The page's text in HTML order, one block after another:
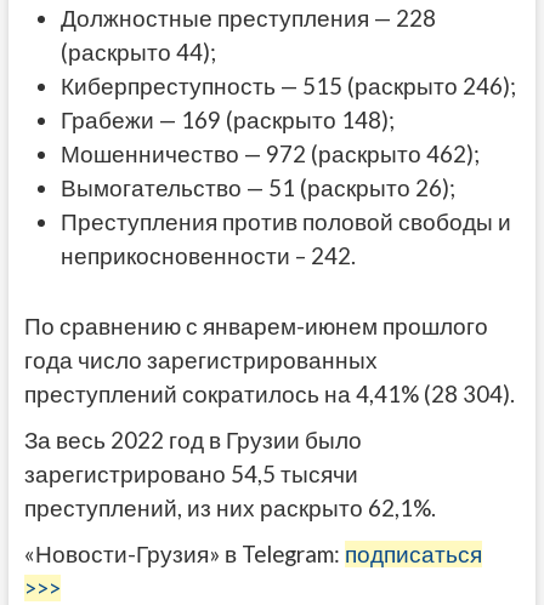
Должностные преступления — 228
(раскрыто 44);
Киберпреступность — 515 (раскрыто 246);
Грабежи — 169 (раскрыто 148);
Мошенничество — 972 (раскрыто 462);
Вымогательство — 51 (раскрыто 26);
Преступления против половой свободы и
неприкосновенности – 242.
По сравнению с январем-июнем прошлого
года число зарегистрированных
преступлений сократилось на 4,41% (28 304).
За весь 2022 год в Грузии было
зарегистрировано 54,5 тысячи
преступлений, из них раскрыто 62,1%.
«Новости-Грузия» в Telegram: подписаться
>>>